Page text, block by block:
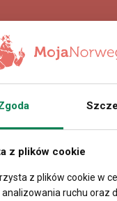
z plików cookie
z plików cookie w
analizowania ruchu oraz